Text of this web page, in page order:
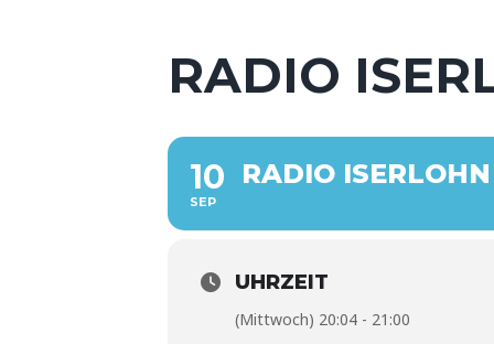
RADIO
10
SEP
RADIO
UHRZEIT
(Mittwoch) 20:04 - 21:00